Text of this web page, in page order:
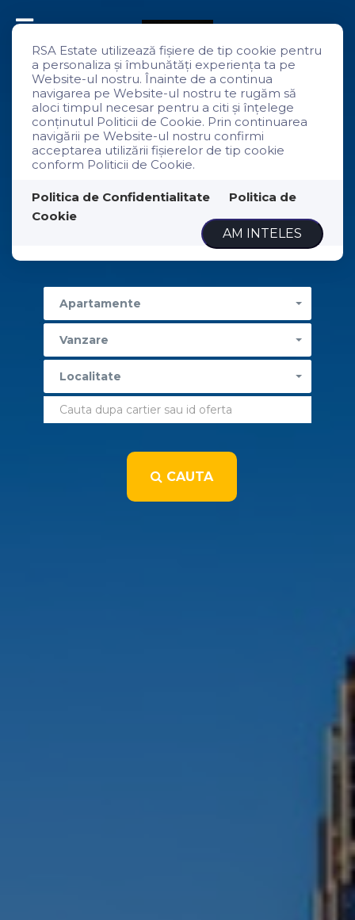
RSA Estate utilizează fişiere de tip cookie pentru
a personaliza și îmbunătăți experiența ta pe
Website-ul nostru. Înainte de a continua
navigarea pe Website-ul nostru te rugăm să
aloci timpul necesar pentru a citi și înțelege
conținutul Politicii de Cookie. Prin continuarea
navigării pe Website-ul nostru confirmi
acceptarea utilizării fişierelor de tip cookie
conform Politicii de Cookie.
Politica de Confidentialitate
Politica de
Cookie
AM INTELES
Alege locul unde fiecare zi devine specială
Spatii Hoteluri
Apartamente
Vanzare
Localitate
CAUTA